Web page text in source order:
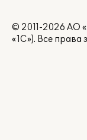
© 2011-2026 АО
«1С»). Все